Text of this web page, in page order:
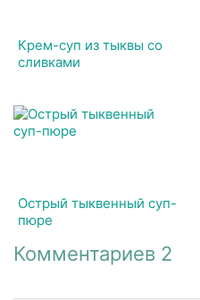
Крем-суп из тыквы со
сливками
Острый тыквенный суп-
пюре
Комментариев 2